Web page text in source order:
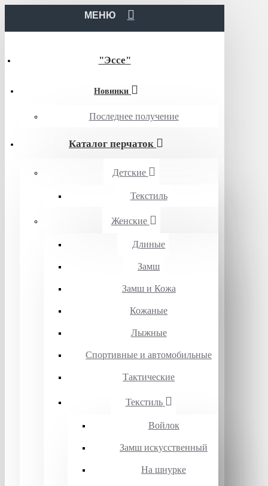
МЕНЮ
"Эссе"
Новинки
Последнее получение
Каталог перчаток
Детские
Текстиль
Женские
Длиные
Замш
Замш и Кожа
Кожаные
Лыжные
Спортивные и автомобильные
Тактические
Текстиль
Войлок
Замш искусственный
На шнурке